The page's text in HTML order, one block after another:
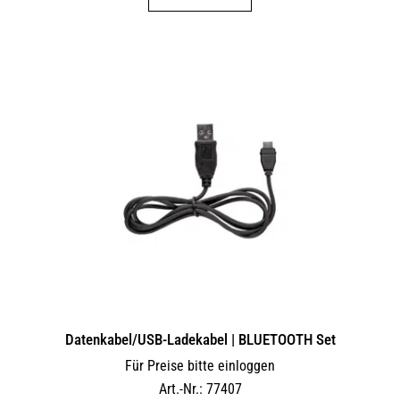
Datenkabel/USB-Ladekabel | BLUETOOTH Set
Für Preise bitte einloggen
Art.-Nr.: 77407